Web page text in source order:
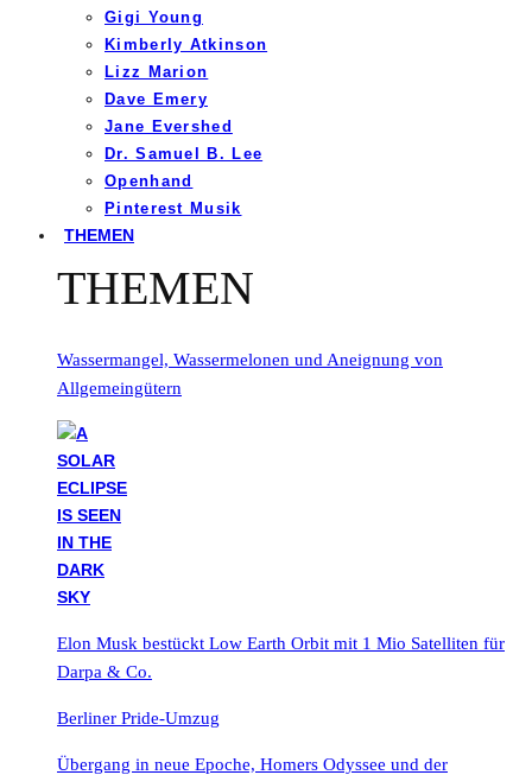
Gigi Young
Kimberly Atkinson
Lizz Marion
Dave Emery
Jane Evershed
Dr. Samuel B. Lee
Openhand
Pinterest Musik
THEMEN
THEMEN
Wassermangel, Wassermelonen und Aneignung von
Allgemeingütern
Elon Musk bestückt Low Earth Orbit mit 1 Mio Satelliten für
Darpa & Co.
Berliner Pride-Umzug
Übergang in neue Epoche, Homers Odyssee und der